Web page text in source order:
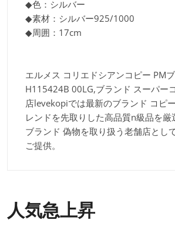
◆色：シルバー
◆素材：シルバー925/1000
◆周囲：17cm
エルメス コリエドシアンコピー PM
H115424B 00LG,ブランド スーパー
店levekopiでは最新のブランド コピ
レンドを先取りした高品質n級品を厳
ブランド 偽物を取り扱う老舗店とし
ご提供。
人気急上昇